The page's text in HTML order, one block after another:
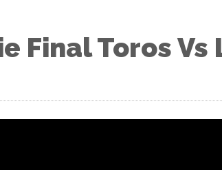
Final Toros Vs